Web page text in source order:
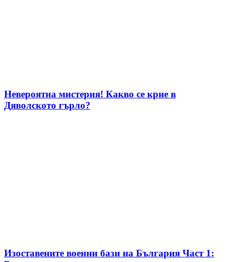
Невероятна мистерия! Какво се крие в
Дяволското гърло?
Изоставените военни бази на България Част 1: